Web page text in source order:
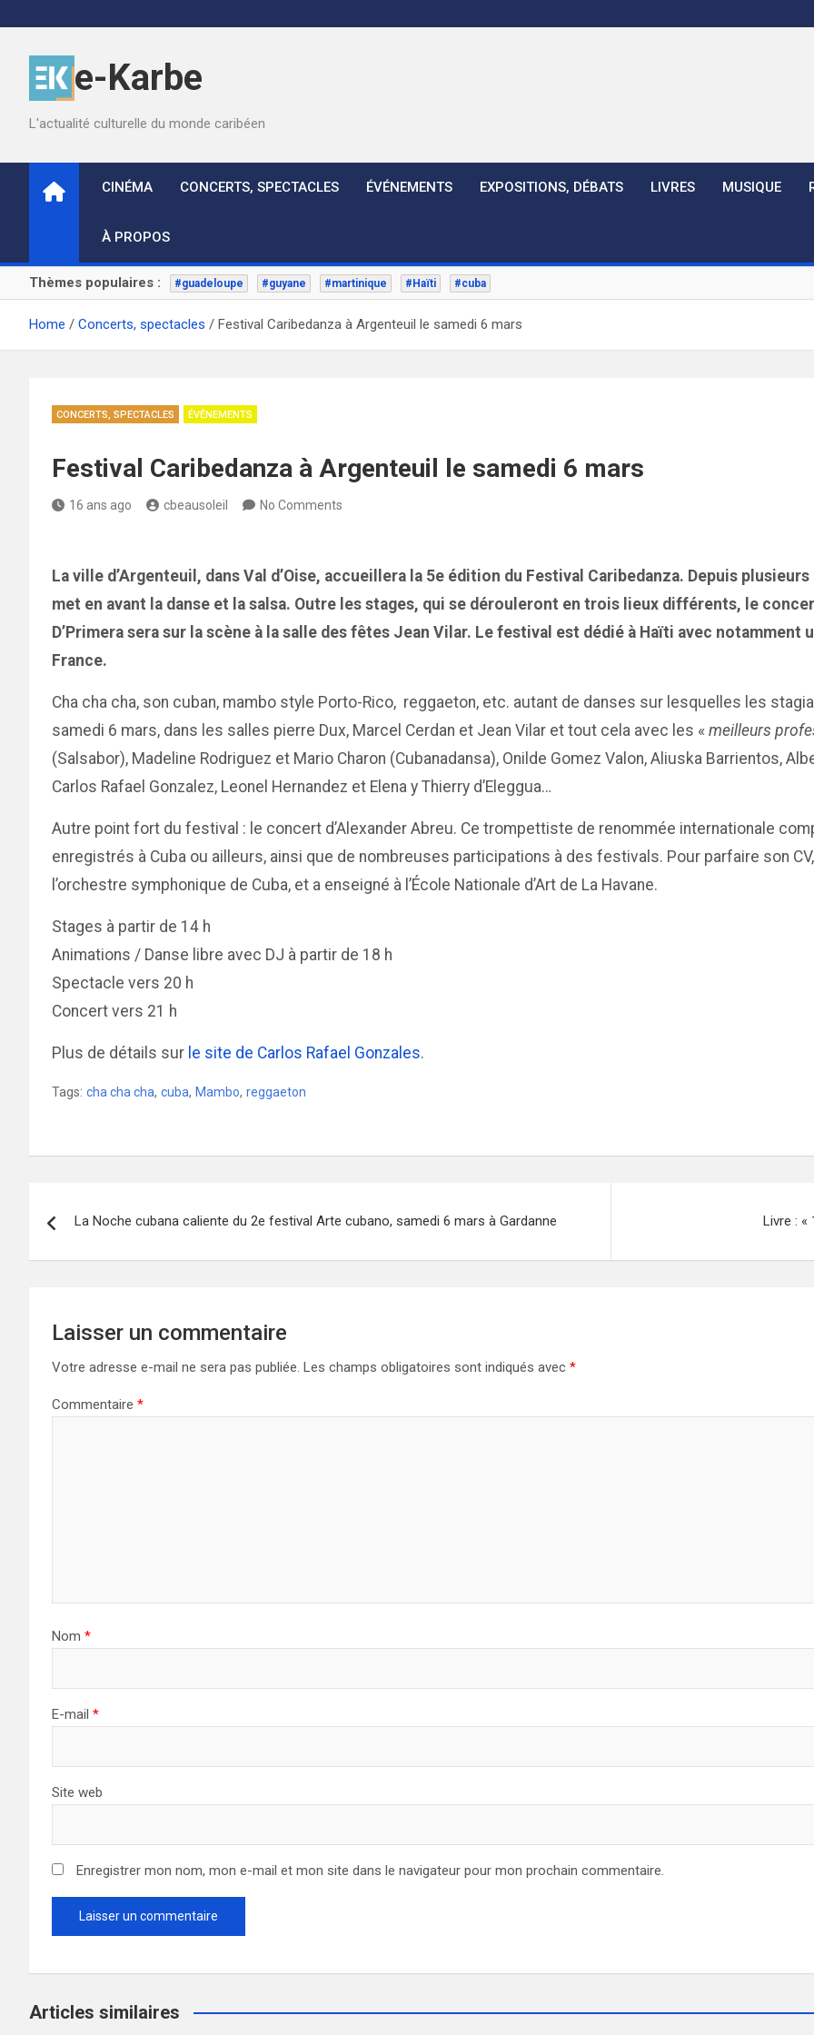
to
content
e-Karbe
L'actualité culturelle du monde caribéen
CINÉMA CONCERTS, SPECTACLES ÉVÉNEMENTS EXPOSITIONS, DÉBATS LIVRES MUSIQUE
À PROPOS
Thèmes populaires : #guadeloupe #guyane #martinique #Haïti #cuba
Home Concerts, spectacles Festival Caribedanza à Argenteuil le samedi 6 mars
CONCERTS, SPECTACLES ÉVÉNEMENTS
Festival Caribedanza à Argenteuil le samedi 6 mars
16 ans ago cbeausoleil No Comments
La ville d’Argenteuil, dans Val d’Oise, accueillera la 5e édition du Festival Caribedanza. Depuis
met en avant la danse et la salsa. Outre les stages, qui se dérouleront en trois lieux différents, le
D’Primera sera sur la scène à la salle des fêtes Jean Vilar. Le festival est dédié à Haïti avec notamment
France.
Cha cha cha, son cuban, mambo style Porto-Rico, reggaeton, etc. autant de danses sur lesquelles les
samedi 6 mars, dans les salles pierre Dux, Marcel Cerdan et Jean Vilar et tout cela avec les « meilleurs
(Salsabor), Madeline Rodriguez et Mario Charon (Cubanadansa), Onilde Gomez Valon, Aliuska Barrientos,
Carlos Rafael Gonzalez, Leonel Hernandez et Elena y Thierry d’Eleggua…
Autre point fort du festival : le concert d’Alexander Abreu. Ce trompettiste de renommée internationale
enregistrés à Cuba ou ailleurs, ainsi que de nombreuses participations à des festivals. Pour parfaire son
l’orchestre symphonique de Cuba, et a enseigné à l’École Nationale d’Art de La Havane.
Stages à partir de 14 h
Animations / Danse libre avec DJ à partir de 18 h
Spectacle vers 20 h
Concert vers 21 h
Plus de détails sur le site de Carlos Rafael Gonzales.
Tags: cha cha cha, cuba, Mambo, reggaeton
de
La Noche cubana caliente du 2e festival Arte cubano, samedi 6 mars à Gardanne Livre :
Laisser un commentaire
Votre adresse e-mail ne sera pas publiée. Les champs obligatoires sont indiqués avec *
Commentaire *
Nom *
E-mail *
Site web
Enregistrer mon nom, mon e-mail et mon site dans le navigateur pour mon prochain commentaire.
Articles similaires